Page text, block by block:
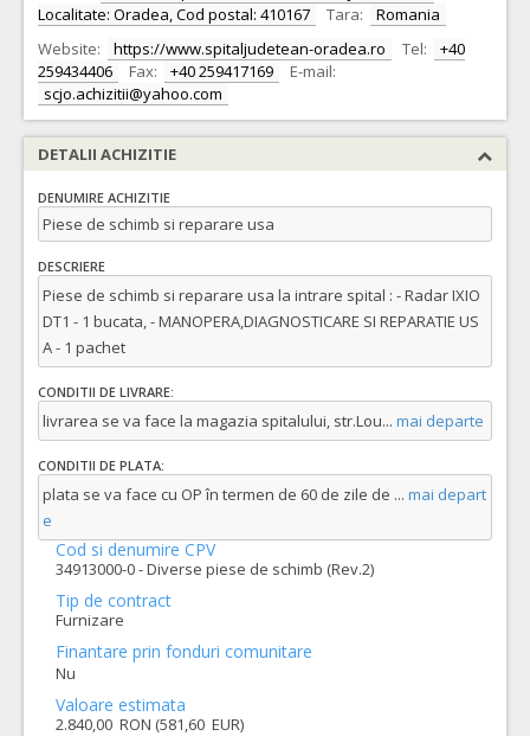
Localitate: Oradea, Cod postal: 410167
Tara:
Romania
Website:
https://www.spitaljudetean-oradea.ro Tel:
+40
259434406
Fax: +40 259417169
E-mail:
scjo.achizitii@yahoo.com
DETALII ACHIZITIE
DENUMIRE ACHIZITIE
Piese de schimb si reparare usa
DESCRIERE
Piese de schimb si reparare usa la intrare spital : - Radar IXIO
DT1 - 1 bucata, - MANOPERA,DIAGNOSTICARE SI REPARATIE US
A - 1 pachet
CONDITII DE LIVRARE:
livrarea se va face la magazia spitalului, str.Lou... mai departe
CONDITII DE PLATA:
plata se va face cu OP în termen de 60 de zile de ... mai depart
e
Cod si denumire CPV
34913000-0 - Diverse piese de schimb (Rev.2)
Tip de contract
Furnizare
Finantare prin fonduri comunitare
Nu
Valoare estimata
2.840,00 RON (581,60 EUR)